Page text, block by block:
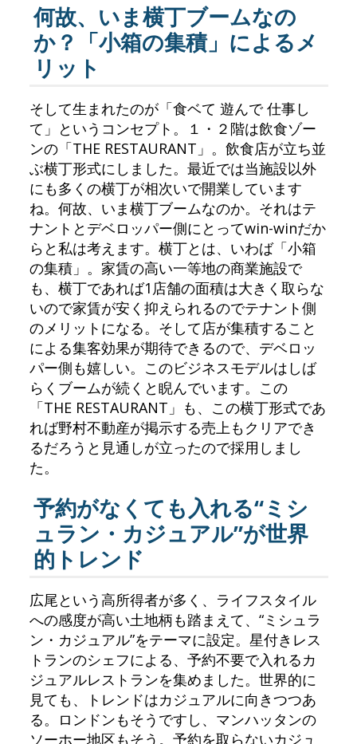
何故、いま横丁ブームなの
か？「小箱の集積」によるメ
リット
そして生まれたのが「食ベて 遊んで 仕事し
て」というコンセプト。１・２階は飲食ゾー
ンの「THE RESTAURANT」。飲食店が立ち並
ぶ横丁形式にしました。最近では当施設以外
にも多くの横丁が相次いで開業しています
ね。何故、いま横丁ブームなのか。それはテ
ナントとデベロッパー側にとってwin-winだか
らと私は考えます。横丁とは、いわば「小箱
の集積」。家賃の高い一等地の商業施設で
も、横丁であれば1店舗の面積は大きく取らな
いので家賃が安く抑えられるのでテナント側
のメリットになる。そして店が集積すること
による集客効果が期待できるので、デベロッ
パー側も嬉しい。このビジネスモデルはしば
らくブームが続くと睨んでいます。この
「THE RESTAURANT」も、この横丁形式であ
れば野村不動産が掲示する売上もクリアでき
るだろうと見通しが立ったので採用しまし
た。
予約がなくても入れる“ミシ
ュラン・カジュアル”が世界
的トレンド
広尾という高所得者が多く、ライフスタイル
への感度が高い土地柄も踏まえて、“ミシュラ
ン・カジュアル”をテーマに設定。星付きレス
トランのシェフによる、予約不要で入れるカ
ジュアルレストランを集めました。世界的に
見ても、トレンドはカジュアルに向きつつあ
る。ロンドンもそうですし、マンハッタンの
ソーホー地区もそう。予約を取らないカジュ